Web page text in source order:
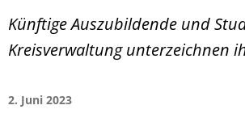
Künftige Auszubildende und
Kreisverwaltung unterzeichnen
2. Juni 2023